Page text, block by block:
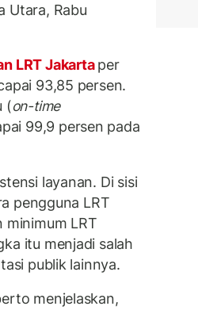
Utara, Rabu
LRT Jakartaper
93,85 persen.
(on-time
99,9 persen pada
layanan. Di sisi
pengguna LRT
minimum LRT
itu menjadi salah
publik lainnya.
menjelaskan,